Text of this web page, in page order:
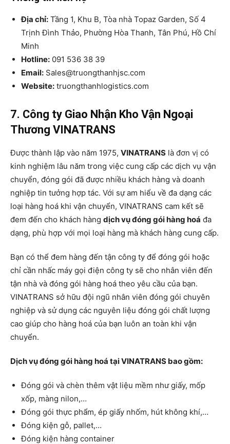
Địa chỉ: Tầng 1, Khu B, Tòa nhà Topaz Garden, Số 4
Trịnh Đình Thảo, Phường Hòa Thanh, Tân Phú, Hồ Chí
Minh
Hotline: 091 536 38 39
Email: Sales@truongthanhjsc.com
Website: truongthanhlogistics.com
7. Công ty Giao Nhận Kho Vận Ngoại
Thương VINATRANS
Được thành lập vào năm 1975, VINATRANS là đơn vị có
kinh nghiệm lâu năm trong việc cung cấp các dịch vụ vận
chuyển, đóng gói đã được nhiều khách hàng và doanh
nghiệp tin tưởng hợp tác. Với sự am hiểu về đa dạng các
loại hàng hoá khi vận chuyển, VINATRANS cam kết sẽ
đem đến cho khách hàng dịch vụ đóng gói hàng hoá đa
dạng, phù hợp với mọi loại hàng mà khách hàng cung cấp.
Bạn có thể đem hàng đến tận công ty để đóng gói hoặc
chỉ cần nhấc máy gọi điện công ty sẽ cho nhân viên đến
tận nhà và đóng gói hàng hoá theo yêu cầu của bạn.
VINATRANS sở hữu đội ngũ nhân viên đóng gói chuyên
nghiệp và sử dụng các nguyên liệu đóng gói chất lượng
cao giúp cho hàng hoá của bạn luôn an toàn khi vận
chuyển.
Dịch vụ đóng gói hàng hoá tại VINATRANS bao gồm:
Đóng gói và chèn thêm vật liệu mềm như giấy, mốp
xốp, màng nilon,…
Đóng gói thực phẩm, ép giấy nhốm, hút không khí,…
Đóng kiện gỗ, pallet,…
Đóng kiện hàng container